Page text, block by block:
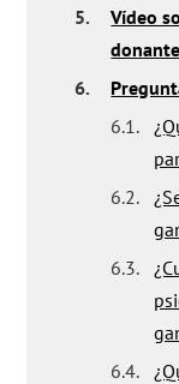
5.
Vídeo
6.
6.1.
6.2.
6.3.
6.4.